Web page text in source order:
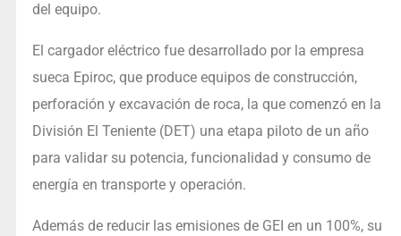
del equipo.
El cargador eléctrico fue desarrollado por la empresa
sueca Epiroc, que produce equipos de construcción,
perforación y excavación de roca, la que comenzó en la
División El Teniente (DET) una etapa piloto de un año
para validar su potencia, funcionalidad y consumo de
energía en transporte y operación.
Además de reducir las emisiones de GEI en un 100%, su